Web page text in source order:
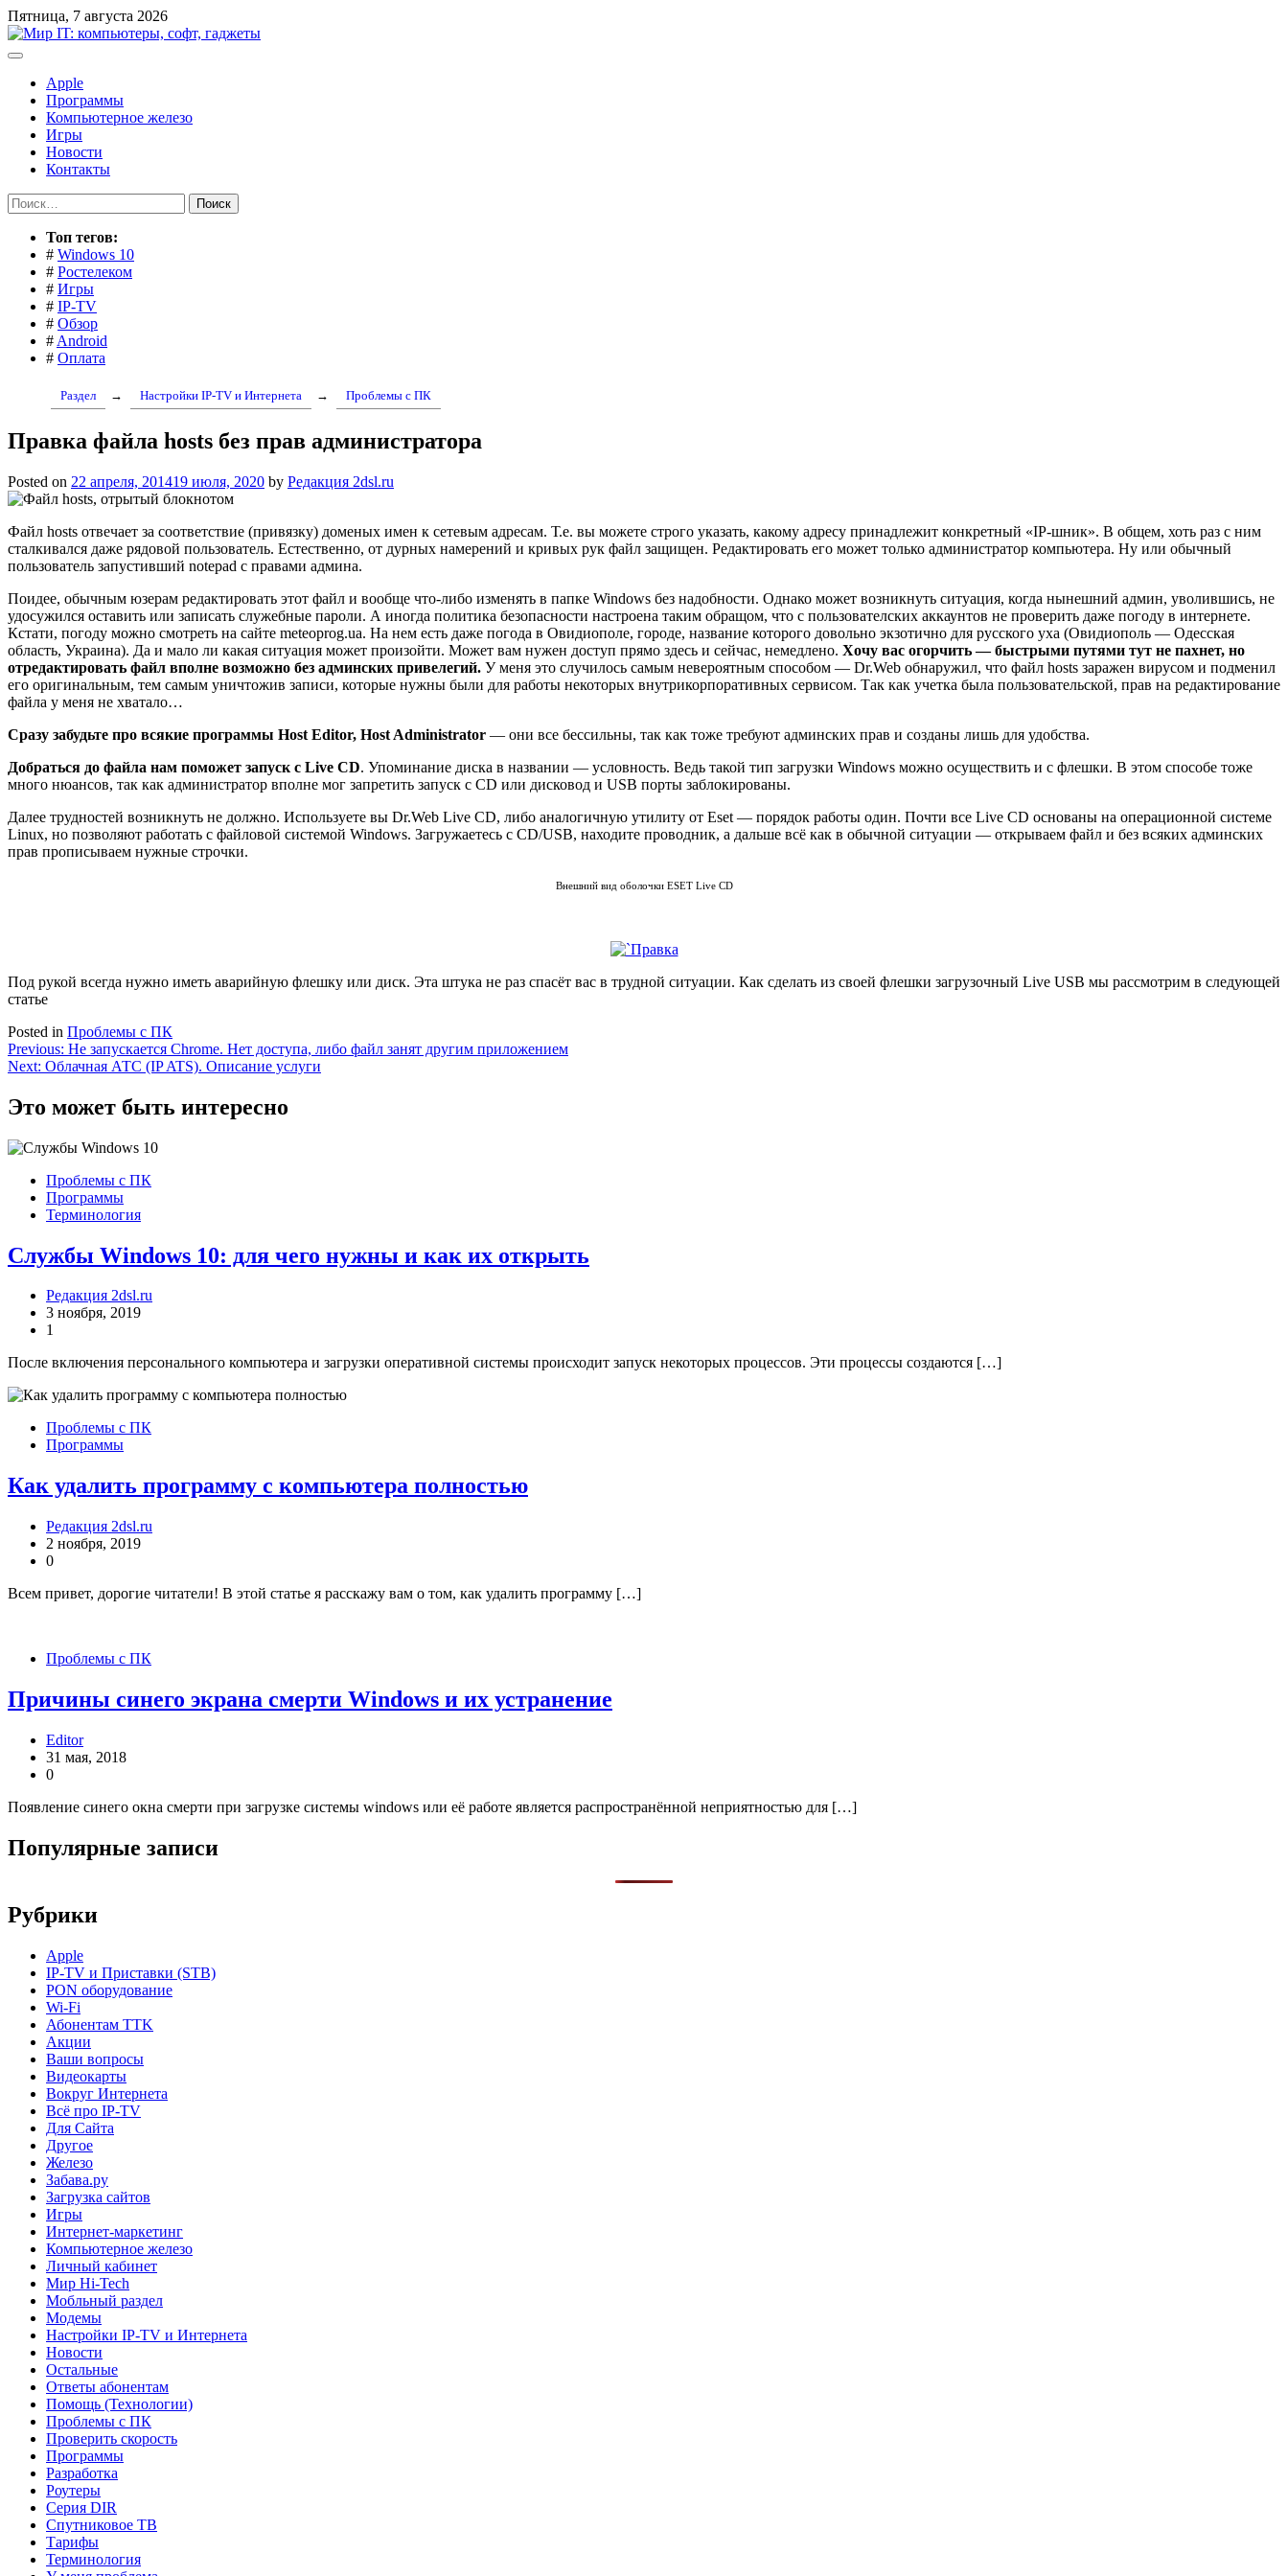
Перейти
к
содержимому
Пятница, 7 августа 2026
Apple
Программы
Компьютерное железо
Игры
Новости
Контакты
Найти:
Toп тегов:
# Windows 10
# Ростелеком
# Игры
# IP-TV
# Обзор
# Android
# Оплата
Раздел → Настройки IP-TV и Интернета → Проблемы с ПК
Правка файла hosts без прав администратора
Posted on 22 апреля, 201419 июля, 2020 by Редакция 2dsl.ru
Файл hosts отвечает за соответствие (привязку) доменых имен к сетевым адресам. Т.е. вы можете строго указать, какому адресу принадлежит конкретный «IP-шник». В общем, хоть раз с ним
сталкивался даже рядовой пользователь. Естественно, от дурных намерений и кривых рук файл защищен. Редактировать его может только администратор компьютера. Ну или обычный
пользователь запустивший notepad с правами админа.
Поидее, обычным юзерам редактировать этот файл и вообще что-либо изменять в папке Windows без надобности. Однако может возникнуть ситуация, когда нынешний админ, уволившись, не
удосужился оставить или записать служебные пароли. А иногда политика безопасности настроена таким обращом, что с пользователских аккаунтов не проверить даже погоду в интернете.
Кстати, погоду можно смотреть на сайте meteoprog.ua. На нем есть даже погода в Овидиополе, городе, название которого довольно экзотично для русского уха (Овидиополь — Одесская
область, Украина). Да и мало ли какая ситуация может произойти. Может вам нужен доступ прямо здесь и сейчас, немедлено. Хочу вас огорчить — быстрыми путями тут не пахнет, но
отредактировать файл вполне возможно без админских привелегий. У меня это случилось самым невероятным способом — Dr.Web обнаружил, что файл hosts заражен вирусом и подменил
его оригинальным, тем самым уничтожив записи, которые нужны были для работы некоторых внутрикорпоративных сервисом. Так как учетка была пользовательской, прав на редактирование
файла у меня не хватало…
Сразу забудьте про всякие программы Host Editor, Host Administrator — они все бессильны, так как тоже требуют админских прав и созданы лишь для удобства.
Добраться до файла нам поможет запуск с Live CD. Упоминание диска в названии — условность. Ведь такой тип загрузки Windows можно осуществить и с флешки. В этом способе тоже
много нюансов, так как администратор вполне мог запретить запуск с CD или дисковод и USB порты заблокированы.
Далее трудностей возникнуть не должно. Используете вы Dr.Web Live CD, либо аналогичную утилиту от Eset — порядок работы один. Почти все Live CD основаны на операционной системе
Linux, но позволяют работать с файловой системой Windows. Загружаетесь с CD/USB, находите проводник, а дальше всё как в обычной ситуации — открываем файл и без всяких админских
прав прописываем нужные строчки.
Внешний вид оболочки ESET Live CD
Под рукой всегда нужно иметь аварийную флешку или диск. Эта штука не раз спасёт вас в трудной ситуации. Как сделать из своей флешки загрузочный Live USB мы рассмотрим в следующей
статье
Posted in Проблемы с ПК
Навигация
по
записям
Previous: Не запускается Chrome. Нет доступа, либо файл занят другим приложением
Next: Облачная АТС (IP ATS). Описание услуги
Это может быть интересно
Проблемы с ПК
Программы
Терминология
Службы Windows 10: для чего нужны и как их открыть
Редакция 2dsl.ru
3 ноября, 2019
1
После включения персонального компьютера и загрузки оперативной системы происходит запуск некоторых процессов. Эти процессы создаются […]
Проблемы с ПК
Программы
Как удалить программу с компьютера полностью
Редакция 2dsl.ru
2 ноября, 2019
0
Всем привет, дорогие читатели! В этой статье я расскажу вам о том, как удалить программу […]
Проблемы с ПК
Причины синего экрана смерти Windows и их устранение
Editor
31 мая, 2018
0
Появление синего окна смерти при загрузке системы windows или её работе является распространённой неприятностью для […]
Популярные записи
Рубрики
Apple
IP-TV и Приставки (STB)
PON оборудование
Wi-Fi
Абонентам TTK
Акции
Ваши вопросы
Видеокарты
Вокруг Интернета
Всё про IP-TV
Для Сайта
Другое
Железо
Забава.ру
Загрузка сайтов
Игры
Интернет-маркетинг
Компьютерное железо
Личный кабинет
Мир Hi-Tech
Мобльный раздел
Модемы
Настройки IP-TV и Интернета
Новости
Остальные
Ответы абонентам
Помощь (Технологии)
Проблемы с ПК
Проверить скорость
Программы
Разработка
Роутеры
Серия DIR
Спутниковое ТВ
Тарифы
Терминология